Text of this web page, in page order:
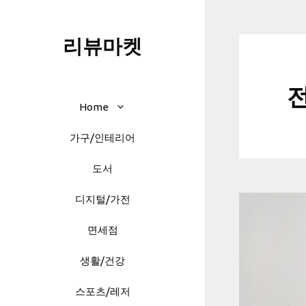
리뷰마켓
Home
가구/인테리어
도서
디지털/가전
면세점
생활/건강
스포츠/레저